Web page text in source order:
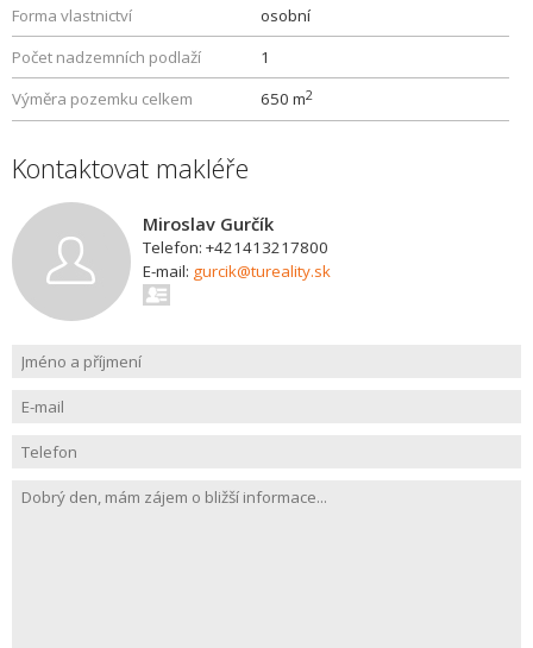
Forma vlastnictví
osobní
Počet nadzemních podlaží
1
Výměra pozemku celkem
650 m2
Kontaktovat makléře
Miroslav Gurčík
Telefon: +421413217800
E-mail: gurcik@tureality.sk